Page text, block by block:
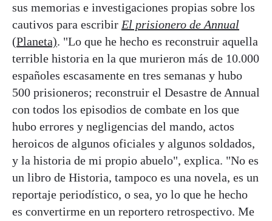
sus memorias e investigaciones propias sobre los
cautivos para escribir El prisionero de Annual
(Planeta). "Lo que he hecho es reconstruir aquella
terrible historia en la que murieron más de 10.000
españoles escasamente en tres semanas y hubo
500 prisioneros; reconstruir el Desastre de Annual
con todos los episodios de combate en los que
hubo errores y negligencias del mando, actos
heroicos de algunos oficiales y algunos soldados,
y la historia de mi propio abuelo", explica. "No es
un libro de Historia, tampoco es una novela, es un
reportaje periodístico, o sea, yo lo que he hecho
es convertirme en un reportero retrospectivo. Me